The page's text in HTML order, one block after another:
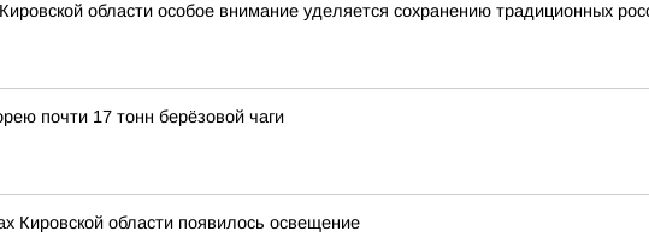
области особое внимание уделяется сохранению традиционных
почти 17 тонн берёзовой чаги
Кировской области появилось освещение